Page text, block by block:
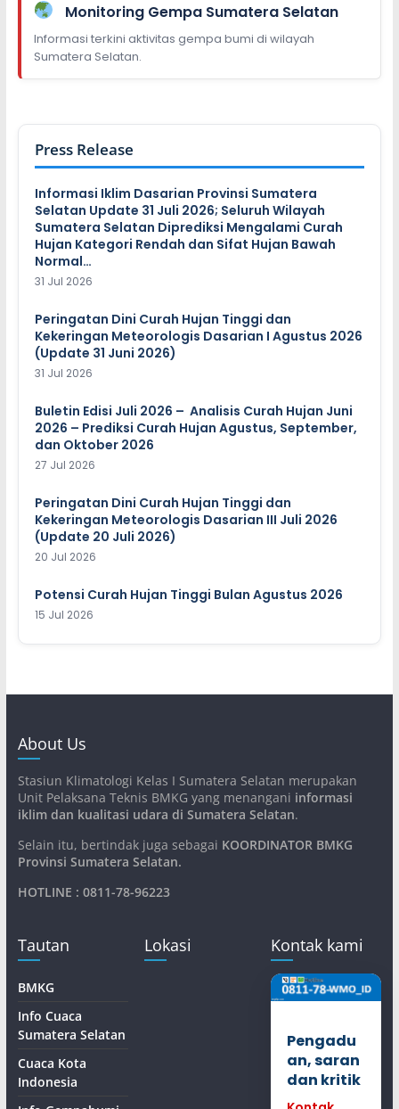
Monitoring Gempa Sumatera Selatan
Informasi terkini aktivitas gempa bumi di wilayah
Sumatera Selatan.
Press Release
Informasi Iklim Dasarian Provinsi Sumatera
Selatan Update 31 Juli 2026; Seluruh Wilayah
Sumatera Selatan Diprediksi Mengalami Curah
Hujan Kategori Rendah dan Sifat Hujan Bawah
Normal…
31 Jul 2026
Peringatan Dini Curah Hujan Tinggi dan
Kekeringan Meteorologis Dasarian I Agustus 2026
(Update 31 Juni 2026)
31 Jul 2026
Buletin Edisi Juli 2026 – Analisis Curah Hujan Juni
2026 – Prediksi Curah Hujan Agustus, September,
dan Oktober 2026
27 Jul 2026
Peringatan Dini Curah Hujan Tinggi dan
Kekeringan Meteorologis Dasarian III Juli 2026
(Update 20 Juli 2026)
20 Jul 2026
Potensi Curah Hujan Tinggi Bulan Agustus 2026
15 Jul 2026
About Us
Stasiun Klimatologi Kelas I Sumatera Selatan merupakan
Unit Pelaksana Teknis BMKG yang menangani informasi
iklim dan kualitasi udara di Sumatera Selatan.
Selain itu, bertindak juga sebagai KOORDINATOR BMKG
Provinsi Sumatera Selatan.
HOTLINE : 0811-78-96223
Tautan
BMKG
Info Cuaca
Sumatera Selatan
Cuaca Kota
Indonesia
Lokasi Kontak kami
Pengadu
an, saran
dan kritik